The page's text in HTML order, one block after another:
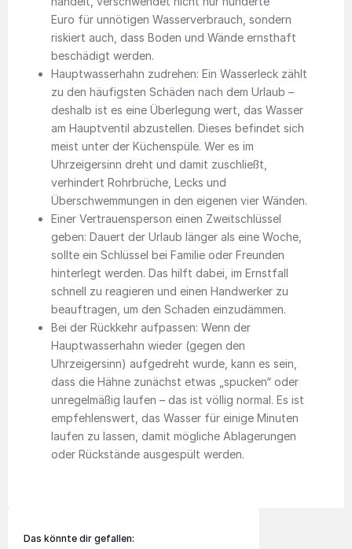
Euro für unnötigen Wasserverbrauch, sondern
riskiert auch, dass Boden und Wände ernsthaft
beschädigt werden.
Hauptwasserhahn zudrehen: Ein Wasserleck zählt
zu den häufigsten Schäden nach dem Urlaub –
deshalb ist es eine Überlegung wert, das Wasser
am Hauptventil abzustellen. Dieses befindet sich
meist unter der Küchenspüle. Wer es im
Uhrzeigersinn dreht und damit zuschließt,
verhindert Rohrbrüche, Lecks und
Überschwemmungen in den eigenen vier Wänden.
Einer Vertrauensperson einen Zweitschlüssel
geben: Dauert der Urlaub länger als eine Woche,
sollte ein Schlüssel bei Familie oder Freunden
hinterlegt werden. Das hilft dabei, im Ernstfall
schnell zu reagieren und einen Handwerker zu
beauftragen, um den Schaden einzudämmen.
Bei der Rückkehr aufpassen: Wenn der
Hauptwasserhahn wieder (gegen den
Uhrzeigersinn) aufgedreht wurde, kann es sein,
dass die Hähne zunächst etwas „spucken“ oder
unregelmäßig laufen – das ist völlig normal. Es ist
empfehlenswert, das Wasser für einige Minuten
laufen zu lassen, damit mögliche Ablagerungen
oder Rückstände ausgespült werden.
Das könnte dir gefallen: